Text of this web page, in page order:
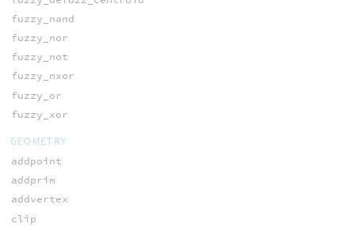
fuzzy_nand
fuzzy_nor
fuzzy_not
fuzzy_nxor
fuzzy_or
fuzzy_xor
GEOMETRY
addpoint
addprim
addvertex
clip